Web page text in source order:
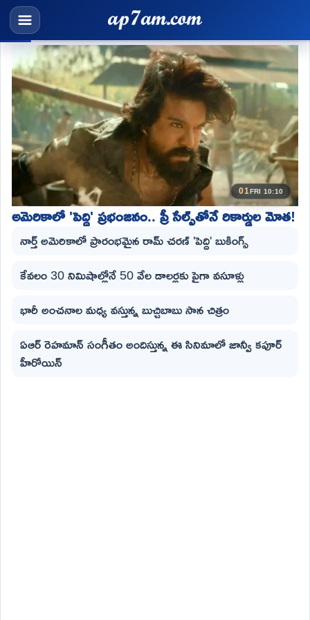
01FRI 10:10
అమెరికాలో 'పెద్ది' ప్రభంజనం.. ప్రీ సేల్స్‌తోనే రికార్డుల మోత!
నార్త్ అమెరికాలో ప్రారంభమైన రామ్ చరణ్ 'పెద్ది' బుకింగ్స్
కేవలం 30 నిమిషాల్లోనే 50 వేల డాలర్లకు పైగా వసూళ్లు
భారీ అంచనాల మధ్య వస్తున్న బుచ్చిబాబు సాన చిత్రం
ఏఆర్ రెహమాన్ సంగీతం అందిస్తున్న ఈ సినిమాలో జాన్వీ కపూర్
హీరోయిన్